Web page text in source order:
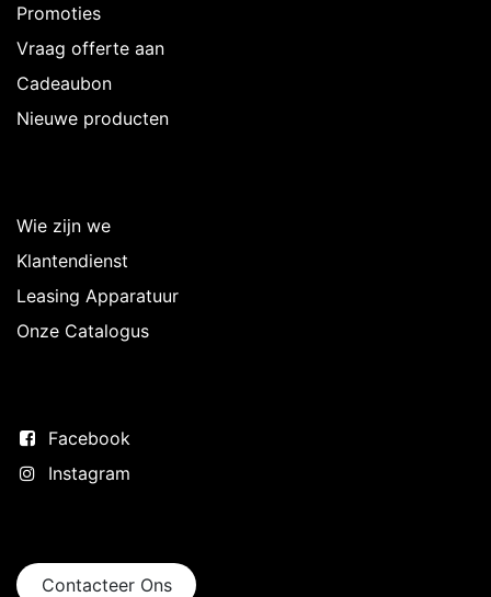
Promoties
Vraag offerte aan
Cadeaubon
Nieuwe producten
Wie zijn we
Klantendienst
Leasing Apparatuur
Onze Catalogus
Facebook
Instagram
Contacteer Ons